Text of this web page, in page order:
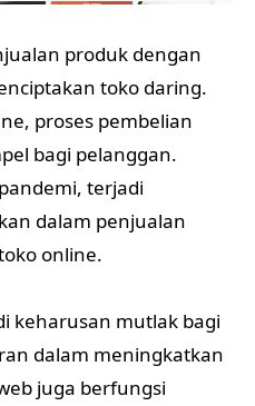
produk dengan
toko daring.
proses pembelian
bagi pelanggan.
terjadi
dalam penjualan
online.
keharusan mutlak bagi
dalam meningkatkan
juga berfungsi